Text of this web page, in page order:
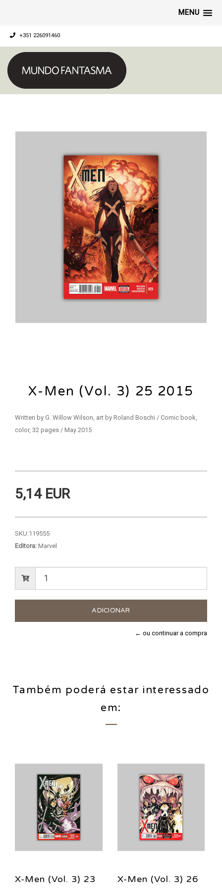
MENU
+351 226091460
X-Men (Vol. 3) 25 2015
Written by G. Willow Wilson, art by Roland Boschi / Comic book,
color, 32 pages / May 2015
5,14 EUR
SKU:119555
Editora: Marvel
← ou continuar a compra
Também poderá estar interessado
em:
X-Men (Vol. 3) 23
X-Men (Vol. 3) 26